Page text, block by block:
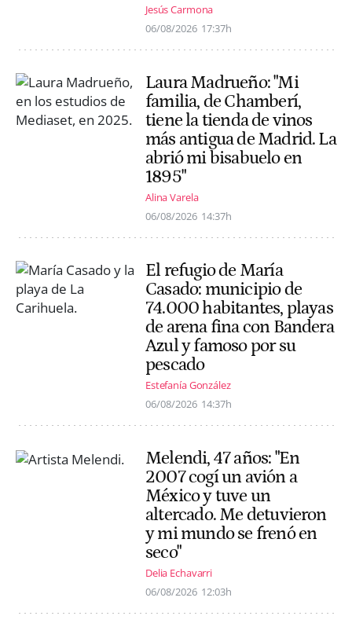
Jesús Carmona
06/08/2026 17:37h
Laura Madrueño: "Mi
familia, de Chamberí,
tiene la tienda de vinos
más antigua de Madrid. La
abrió mi bisabuelo en
1895"
Alina Varela
06/08/2026 14:37h
El refugio de María
Casado: municipio de
74.000 habitantes, playas
de arena fina con Bandera
Azul y famoso por su
pescado
Estefanía González
06/08/2026 14:37h
Melendi, 47 años: "En
2007 cogí un avión a
México y tuve un
altercado. Me detuvieron
y mi mundo se frenó en
seco"
Delia Echavarri
06/08/2026 12:03h